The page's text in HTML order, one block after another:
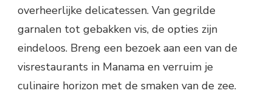
overheerlijke delicatessen. Van gegrilde
garnalen tot gebakken vis, de opties zijn
eindeloos. Breng een bezoek aan een van de
visrestaurants in Manama en verruim je
culinaire horizon met de smaken van de zee.